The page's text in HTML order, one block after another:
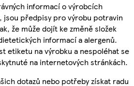
informací o výrobcích
jsou předpisy pro výrobu potravin
že může dojít ke změně složek
informací a alergenů.
etiketu na výrobku a nespoléhat se
na internetových stránkách.
dotazů nebo potřeby získat radu